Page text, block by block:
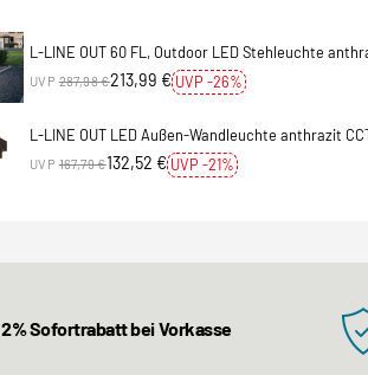
L-LINE OUT 60 FL, Outdoor LED Stehleuchte
213,99 € UVP -26%
UVP 287,98 €
L-LINE OUT LED Außen-Wandleuchte anthrazit
132,52 € UVP -21%
UVP 167,79 €
2% Sofortrabatt bei Vorkasse